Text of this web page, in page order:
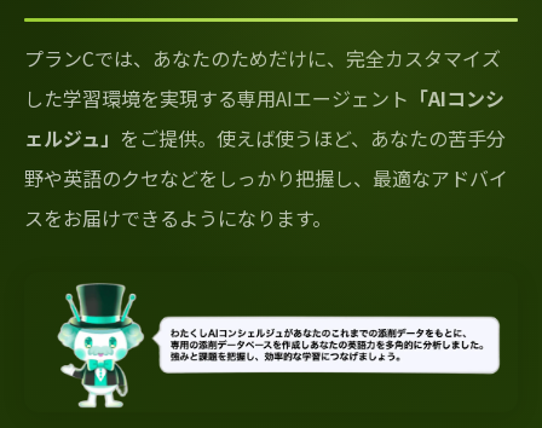
プランCでは、あなたのためだけに、完全カスタマイズ
した学習環境を実現する専用AIエージェント 「AIコンシ
ェルジュ」 をご提供。使えば使うほど、あなたの苦手分
野や英語のクセなどをしっかり把握し、最適なアドバイ
スをお届けできるようになります。